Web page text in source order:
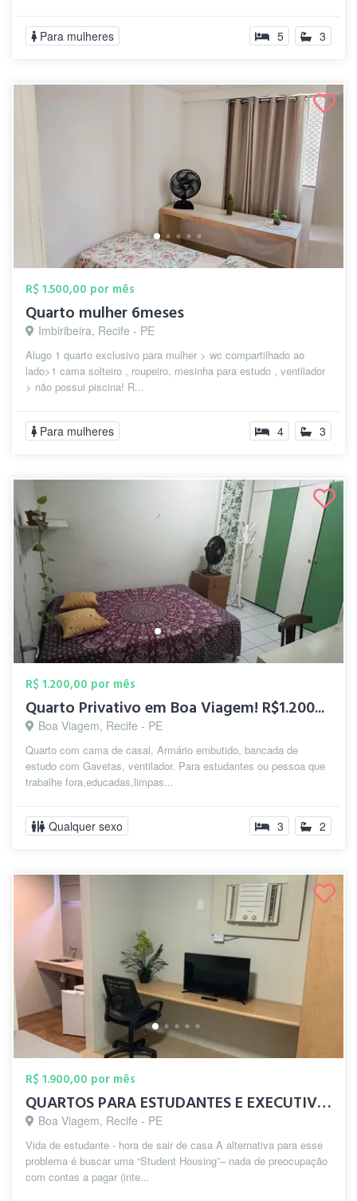
Para mulheres 5 3
R$ 1.500,00 por mês
Quarto mulher 6meses
Imbiribeira, Recife - PE
Alugo 1 quarto exclusivo para mulher > wc compartilhado ao
lado>1 cama solteiro , roupeiro, mesinha para estudo , ventilador
> não possui piscina! R...
Para mulheres 4 3
R$ 1.200,00 por mês
Quarto Privativo em Boa Viagem! R$1.200...
Boa Viagem, Recife - PE
Quarto com cama de casal, Armário embutido, bancada de
estudo com Gavetas, ventilador. Para estudantes ou pessoa que
trabalhe fora,educadas,limpas...
Qualquer sexo 3 2
R$ 1.900,00 por mês
QUARTOS PARA ESTUDANTES E EXECUTIVOS EM ...
Boa Viagem, Recife - PE
Vida de estudante - hora de sair de casa A alternativa para esse
problema é buscar uma “Student Housing”– nada de preocupação
com contas a pagar (inte...